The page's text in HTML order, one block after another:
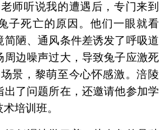
师听说我的遭遇后，专门来到
子死亡的原因。他们一眼就看
简陋、通风条件差诱发了呼吸道
周边噪声过大，导致兔子应激死
景，黎萌至今心怀感激。涪陵
出了问题所在，还邀请他参加学
培训班。